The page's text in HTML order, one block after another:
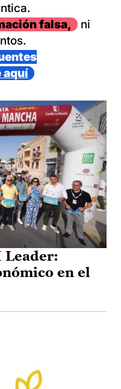
falsa,
ni
aquí
Leader:
en el